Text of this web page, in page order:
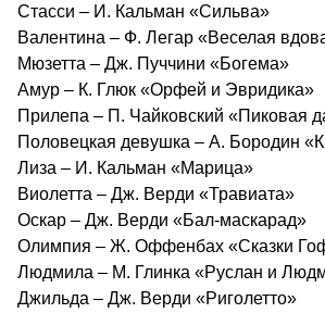
Стасси – И. Кальман «Сильва»
Валентина – Ф. Легар «Веселая
Мюзетта – Дж. Пуччини «Богема»
Амур – К. Глюк «Орфей и Эвридика»
Прилепа – П. Чайковский «Пиковая
Половецкая девушка – А. Бородин
Лиза – И. Кальман «Марица»
Виолетта – Дж. Верди «Травиата»
Оскар – Дж. Верди «Бал-маскарад»
Олимпия – Ж. Оффенбах «Сказки
Людмила – М. Глинка «Руслан и
Джильда – Дж. Верди «Риголетто»